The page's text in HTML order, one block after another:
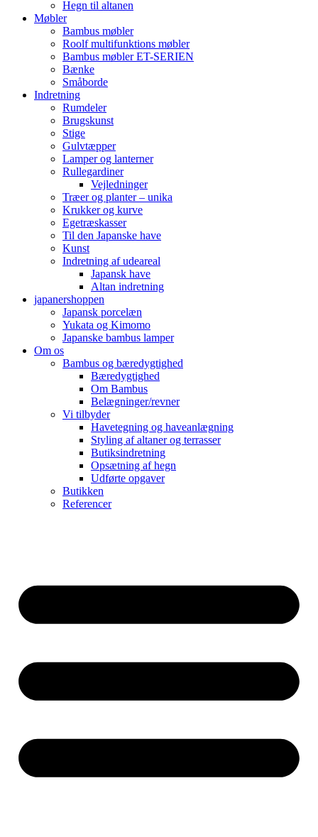
Hegn til altanen
Møbler
Bambus møbler
Roolf multifunktions møbler
Bambus møbler ET-SERIEN
Bænke
Småborde
Indretning
Rumdeler
Brugskunst
Stige
Gulvtæpper
Lamper og lanterner
Rullegardiner
Vejledninger
Træer og planter – unika
Krukker og kurve
Egetræskasser
Til den Japanske have
Kunst
Indretning af udeareal
Japansk have
Altan indretning
japanershoppen
Japansk porcelæn
Yukata og Kimomo
Japanske bambus lamper
Om os
Bambus og bæredygtighed
Bæredygtighed
Om Bambus
Belægninger/revner
Vi tilbyder
Havetegning og haveanlægning
Styling af altaner og terrasser
Butiksindretning
Opsætning af hegn
Udførte opgaver
Butikken
Referencer